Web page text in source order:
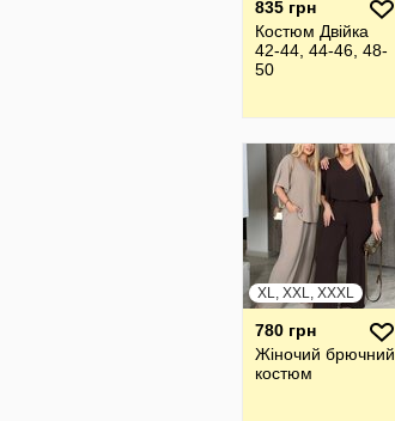
835 грн
Костюм Двійка
42-44, 44-46, 48-
50
XL, XXL, XXXL
780 грн
Жiночий брючний
костюм